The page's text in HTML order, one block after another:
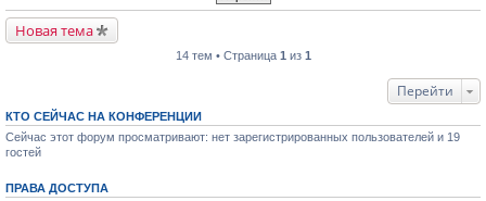
Новая тема
14 тем • Страница 1 из 1
Перейти
КТО СЕЙЧАС НА КОНФЕРЕНЦИИ
Сейчас этот форум просматривают: нет зарегистрированных пользователей и 19
гостей
ПРАВА ДОСТУПА